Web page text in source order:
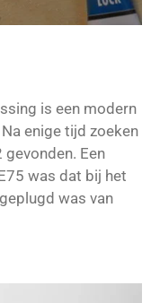
is een modern
enige tijd zoeken
Een
was dat bij het
was van